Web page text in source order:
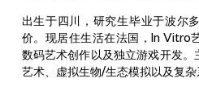
出生于四川，研究生毕业于波尔
价。现居住生活在法国，In Vitro
数码艺术创作以及独立游戏开发
艺术、虚拟生物/生态模拟以及复杂